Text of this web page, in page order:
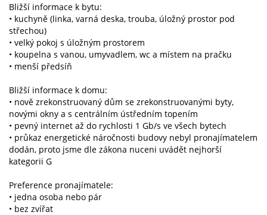
Bližší informace k bytu:
• kuchyně (linka, varná deska, trouba, úložný prostor pod
střechou)
• velký pokoj s úložným prostorem
• koupelna s vanou, umyvadlem, wc a místem na pračku
• menší předsíň
Bližší informace k domu:
• nově zrekonstruovaný dům se zrekonstruovanými byty,
novými okny a s centrálním ústředním topením
• pevný internet až do rychlosti 1 Gb/s ve všech bytech
• průkaz energetické náročnosti budovy nebyl pronajímatelem
dodán, proto jsme dle zákona nuceni uvádět nejhorší
kategorii G
Preference pronajímatele:
• jedna osoba nebo pár
• bez zvířat